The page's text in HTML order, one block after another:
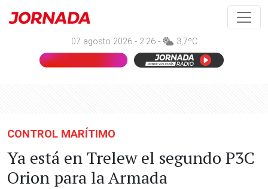
07 agosto 2026 - 2:26 - 3,7ºC
CONTROL MARÍTIMO
Ya está en Trelew el segundo P3C
Orion para la Armada